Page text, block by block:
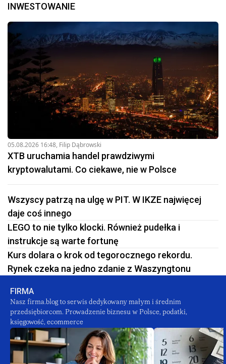
INWESTOWANIE
05.08.2026 16:48, Filip Dąbrowski
XTB uruchamia handel prawdziwymi
kryptowalutami. Co ciekawe, nie w Polsce
Wszyscy patrzą na ulgę w PIT. W IKZE najwięcej
daje coś innego
LEGO to nie tylko klocki. Również pudełka i
instrukcje są warte fortunę
Kurs dolara o krok od tegorocznego rekordu.
Rynek czeka na jedno zdanie z Waszyngtonu
FIRMA
Nasz firma.blog to serwis dedykowany małym i średnim
przedsiębiorcom. Prowadzenie biznesu w Polsce, podatki,
księgowość, ecommerce